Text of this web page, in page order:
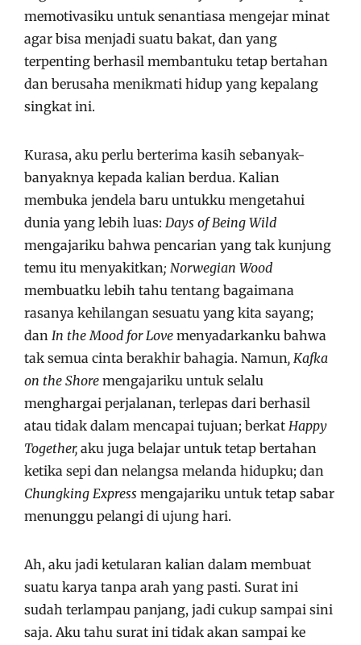
memotivasiku untuk senantiasa mengejar minat
agar bisa menjadi suatu bakat, dan yang
terpenting berhasil membantuku tetap bertahan
dan berusaha menikmati hidup yang kepalang
singkat ini.
Kurasa, aku perlu berterima kasih sebanyak-
banyaknya kepada kalian berdua. Kalian
membuka jendela baru untukku mengetahui
dunia yang lebih luas: Days of Being Wild
mengajariku bahwa pencarian yang tak kunjung
temu itu menyakitkan; Norwegian Wood
membuatku lebih tahu tentang bagaimana
rasanya kehilangan sesuatu yang kita sayang;
dan In the Mood for Love menyadarkanku bahwa
tak semua cinta berakhir bahagia. Namun, Kafka
on the Shore mengajariku untuk selalu
menghargai perjalanan, terlepas dari berhasil
atau tidak dalam mencapai tujuan; berkat Happy
Together, aku juga belajar untuk tetap bertahan
ketika sepi dan nelangsa melanda hidupku; dan
Chungking Express mengajariku untuk tetap sabar
menunggu pelangi di ujung hari.
Ah, aku jadi ketularan kalian dalam membuat
suatu karya tanpa arah yang pasti. Surat ini
sudah terlampau panjang, jadi cukup sampai sini
saja. Aku tahu surat ini tidak akan sampai ke